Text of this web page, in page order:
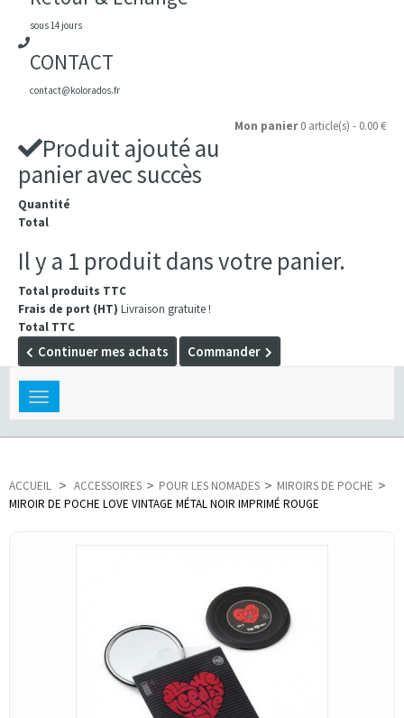
sous 14 jours
CONTACT
contact@kolorados.fr
Mon panier 0 article(s) - 0.00 €
Produit ajouté au
panier avec succès
Quantité
Total
Il y a 1 produit dans votre panier.
Total produits TTC
Frais de port (HT) Livraison gratuite !
Total TTC
Continuer mes achats Commander
Toggle
navigation
ACCUEIL > ACCESSOIRES > POUR LES NOMADES > MIROIRS DE POCHE >
MIROIR DE POCHE LOVE VINTAGE MÉTAL NOIR IMPRIMÉ ROUGE